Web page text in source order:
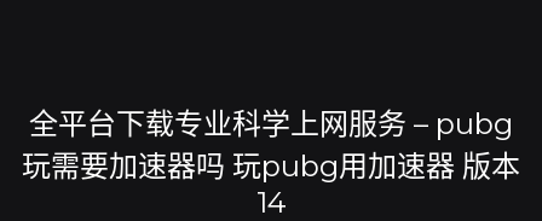
全平台下载专业科学上网服务 – pubg
玩需要加速器吗 玩pubg用加速器 版本
14